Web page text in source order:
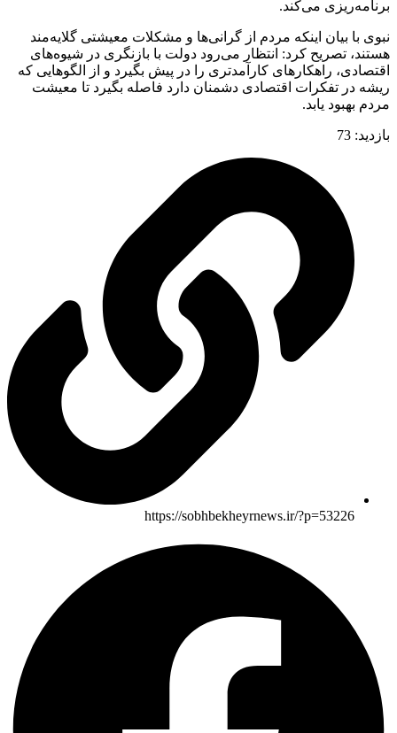
برنامه‌ریزی می‌کند.
نبوی با بیان اینکه مردم از گرانی‌ها و مشکلات معیشتی گلایه‌مند
هستند، تصریح کرد: انتظار می‌رود دولت با بازنگری در شیوه‌های
اقتصادی، راهکارهای کارآمدتری را در پیش بگیرد و از الگوهایی که
ریشه در تفکرات اقتصادی دشمنان دارد فاصله بگیرد تا معیشت
مردم بهبود یابد.
بازدید: 73
https://sobhbekheyrnews.ir/?p=53226